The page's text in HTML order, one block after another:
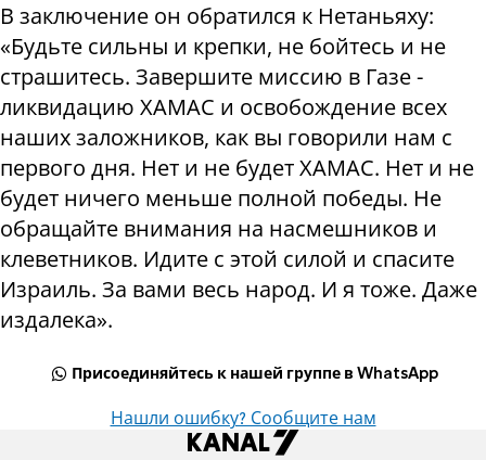
В заключение он обратился к Нетаньяху:
«Будьте сильны и крепки, не бойтесь и не
страшитесь. Завершите миссию в Газе -
ликвидацию ХАМАС и освобождение всех
наших заложников, как вы говорили нам с
первого дня. Нет и не будет ХАМАС. Нет и не
будет ничего меньше полной победы. Не
обращайте внимания на насмешников и
клеветников. Идите с этой силой и спасите
Израиль. За вами весь народ. И я тоже. Даже
издалека».
Присоединяйтесь к нашей группе в WhatsApp
Нашли ошибку? Сообщите нам